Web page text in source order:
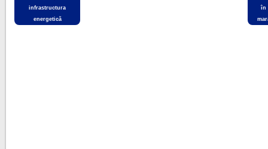
infrastructura
energetică
în